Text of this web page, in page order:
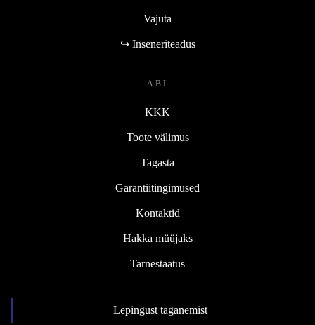
Vajuta
↪ Inseneriteadus
ABI
KKK
Toote välimus
Tagasta
Garantiitingimused
Kontaktid
Hakka müüjaks
Tarnestaatus
Lepingust taganemist